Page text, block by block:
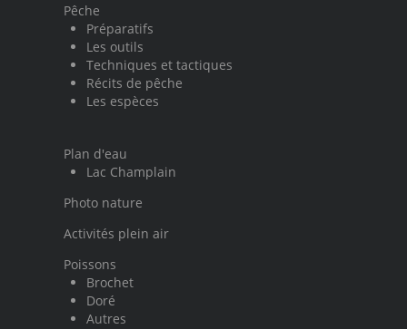
Pêche
Préparatifs
Les outils
Techniques et tactiques
Récits de pêche
Les espèces
Plan d'eau
Lac Champlain
Photo nature
Activités plein air
Poissons
Brochet
Doré
Autres